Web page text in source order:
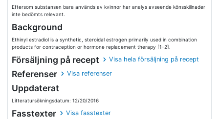
Eftersom substansen bara används av kvinnor har analys avseende könsskillnader
inte bedömts relevant.
Background
Ethinyl estradiol is a synthetic, steroidal estrogen primarily used in combination
products for contraception or hormone replacement therapy [1-2].
Försäljning på recept Visa hela försäljning på recept
Referenser Visa referenser
Uppdaterat
Litteratursökningsdatum: 12/20/2016
Fasstexter Visa fasstexter